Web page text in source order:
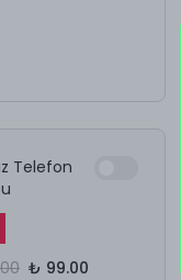
Telefon
₺ 99.00